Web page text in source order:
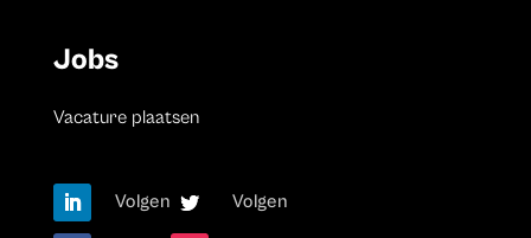
Jobs
Vacature plaatsen
Volgen Volgen